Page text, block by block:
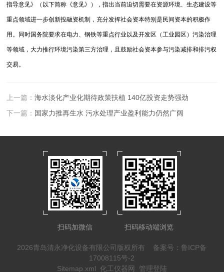
指导意见》（以下简称《意见》），指出当前迫切需要在资源环境、生态建设等
重点领域进一步创新投融资机制，充分发挥社会资本特别是民间资本的积极作
用。同时国务院要求在电力、钢铁等重点行业以及开发区（工业园区）污染治理
等领域，大力推行环境污染第三方治理，且鼓励社会资本参与污染减排和排污权
交易。
上一篇：海水淡化产业化期待政策扶植 140亿投资走势强劲
下一篇： 国家力推再生水 污水处理产业盈利能力仍然广阔
扫码加微信 扫码移动端浏览
2026青岛清永净化设备有限公司版权所有 备案号：鲁ICP备
17008115号-2
Sitemap.xml 化工仪器网 管理登陆